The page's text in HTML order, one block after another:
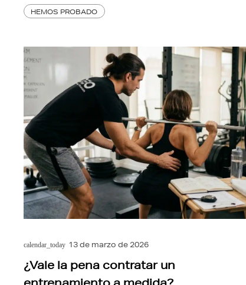
HEMOS PROBADO
calendar_today 13 de marzo de 2026
¿Vale la pena contratar un